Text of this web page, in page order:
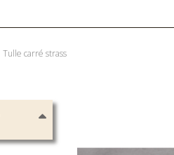
Tulle carré strass